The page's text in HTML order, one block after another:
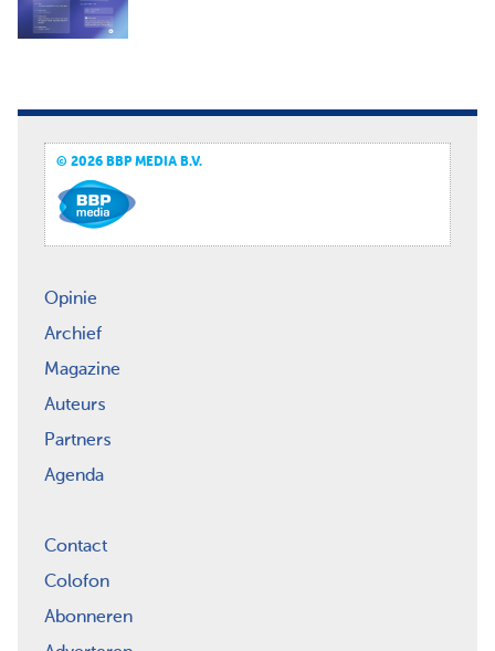
© 2026 BBP MEDIA B.V.
Opinie
Archief
Magazine
Auteurs
Partners
Agenda
Contact
Colofon
Abonneren